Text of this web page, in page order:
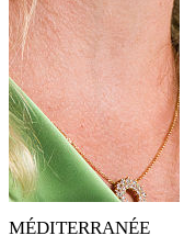
MÉDITERRANÉE